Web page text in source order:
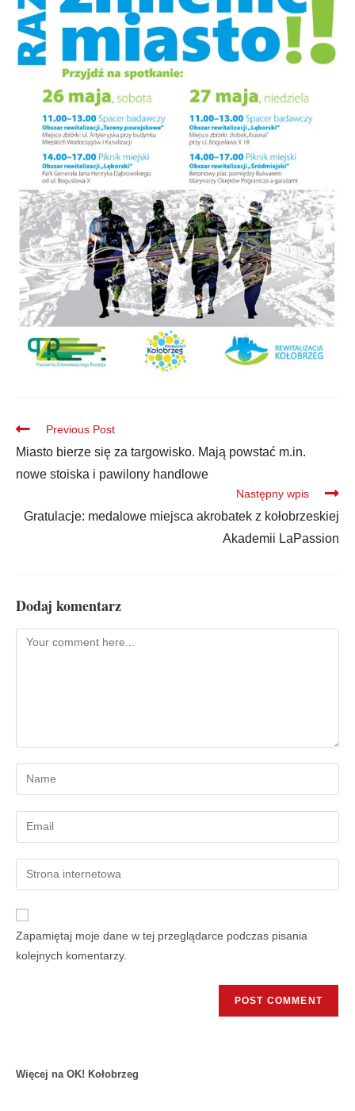
Previous Post
Miasto bierze się za targowisko. Mają powstać m.in.
nowe stoiska i pawilony handlowe
Następny wpis
Gratulacje: medalowe miejsca akrobatek z kołobrzeskiej
Akademii LaPassion
Dodaj komentarz
Zapamiętaj moje dane w tej przeglądarce podczas pisania
kolejnych komentarzy.
Więcej na OK! Kołobrzeg